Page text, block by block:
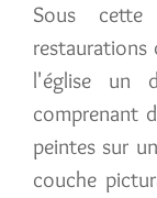
Sous
restaurations
l'église un
comprenant
peintes sur
couche